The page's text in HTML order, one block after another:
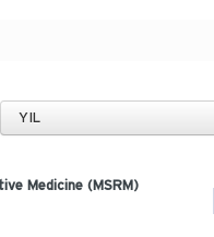
Medicine (MSRM)